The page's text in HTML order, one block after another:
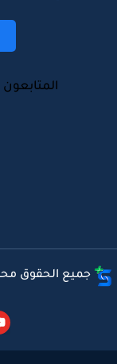
المتابعون
جميع الحقوق